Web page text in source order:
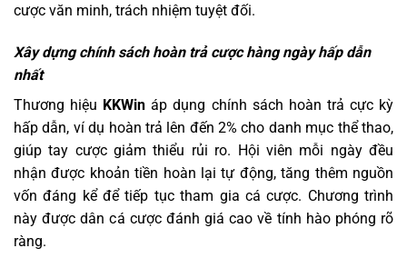
cược văn minh, trách nhiệm tuyệt đối.
Xây dựng chính sách hoàn trả cược hàng ngày hấp dẫn
nhất
Thương hiệu KKWin áp dụng chính sách hoàn trả cực kỳ
hấp dẫn, ví dụ hoàn trả lên đến 2% cho danh mục thể thao,
giúp tay cược giảm thiểu rủi ro. Hội viên mỗi ngày đều
nhận được khoản tiền hoàn lại tự động, tăng thêm nguồn
vốn đáng kể để tiếp tục tham gia cá cược. Chương trình
này được dân cá cược đánh giá cao về tính hào phóng rõ
ràng.